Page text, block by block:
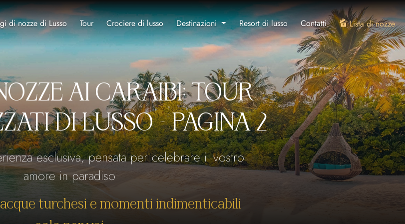
di nozze di Lusso Tour Crociere di lusso Destinazioni Resort di lusso Contatti Lista di nozze
AI CARAIBI: TOUR
DI LUSSO - PAGINA 2
esclusiva, pensata per celebrare il vostro
amore in paradiso
turchesi e momenti indimenticabili